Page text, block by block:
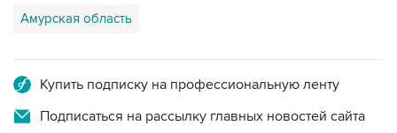
Амурская область
Купить подписку на профессиональную ленту
Подписаться на рассылку главных новостей сайта